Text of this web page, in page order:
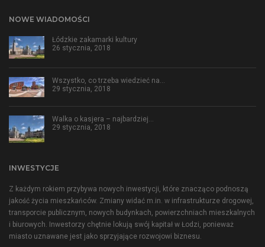
NOWE WIADOMOŚCI
Łódzkie zakamarki kultury
26 stycznia, 2018
Wszystko, co trzeba wiedzieć na…
29 stycznia, 2018
Walka o kasjera – najbardziej…
29 stycznia, 2018
INWESTYCJE
Z każdym rokiem przybywa nowych inwestycji, które znacząco podnoszą
jakość życia mieszkańców. Zmiany widać m.in. w infrastrukturze drogowej,
transporcie publicznym, nowych budynkach, powierzchniach mieszkalnych
i biurowych. Inwestorzy chętnie lokują swój kapitał w Łodzi, ponieważ
miasto uznawane jest jako sprzyjające rozwojowi biznesu.